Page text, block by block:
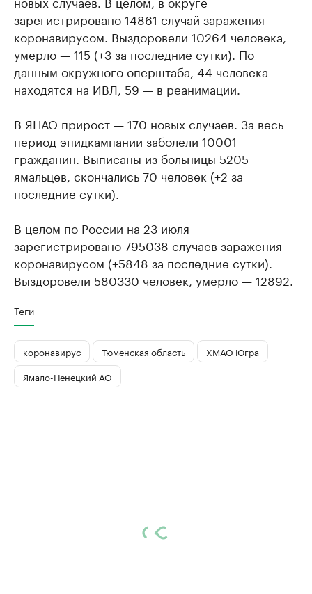
зарегистрировано 14861 случай заражения
коронавирусом. Выздоровели 10264 человека,
умерло — 115 (+3 за последние сутки). По
данным окружного оперштаба, 44 человека
находятся на ИВЛ, 59 — в реанимации.
В ЯНАО прирост — 170 новых случаев. За весь
период эпидкампании заболели 10001
гражданин. Выписаны из больницы 5205
ямальцев, скончались 70 человек (+2 за
последние сутки).
В целом по России на 23 июля
зарегистрировано 795038 случаев заражения
коронавирусом (+5848 за последние сутки).
Выздоровели 580330 человек, умерло — 12892.
Теги
коронавирус Тюменская область
ХМАО Югра
Ямало-Ненецкий АО